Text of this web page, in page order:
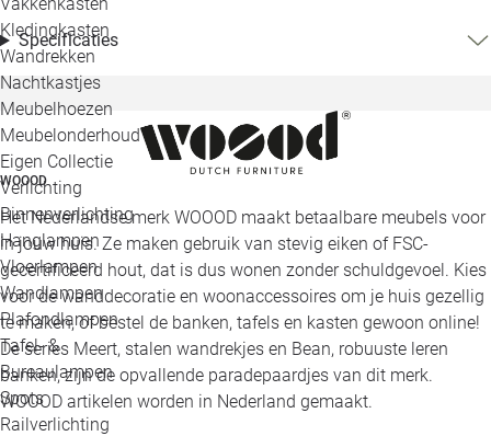
Kledingkasten
Wandrekken
Nachtkastjes
Meubelhoezen
Meubelonderhoud
Eigen Collectie
Verlichting
Binnenverlichting
Hanglampen
Vloerlampen
Wandlampen
Plafondlampen
Tafel- &
Bureaulampen
Spots
Railverlichting
Specificaties
WOOOD
Het Nederlandse merk WOOOD maakt betaalbare meubels voor
in jouw huis. Ze maken gebruik van stevig eiken of FSC-
gecertificeerd hout, dat is dus wonen zonder schuldgevoel. Kies
voor de wanddecoratie en woonaccessoires om je huis gezellig
te maken, of bestel de banken, tafels en kasten gewoon online!
De series Meert, stalen wandrekjes en Bean, robuuste leren
banken, zijn de opvallende paradepaardjes van dit merk.
WOOOD artikelen worden in Nederland gemaakt.